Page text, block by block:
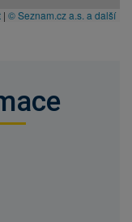
| © Seznam.cz a.s. a další